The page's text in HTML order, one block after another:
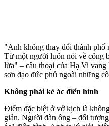
"Anh không thay đổi thành phố
Từ một người luôn nói về công
lừa" – câu thoại của Hạ Vi
sơn đạo đức phủ ngoài những
Không phải kẻ ác điển hình
Điểm đặc biệt ở vở kịch là
giản. Người đàn ông – đối